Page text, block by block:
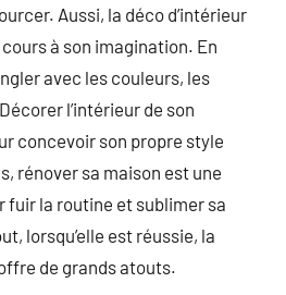
Aussi, la déco d’intérieur
à son imagination. En
avec les couleurs, les
l’intérieur de son
concevoir son propre style
rénover sa maison est une
la routine et sublimer sa
lorsqu’elle est réussie, la
de grands atouts.